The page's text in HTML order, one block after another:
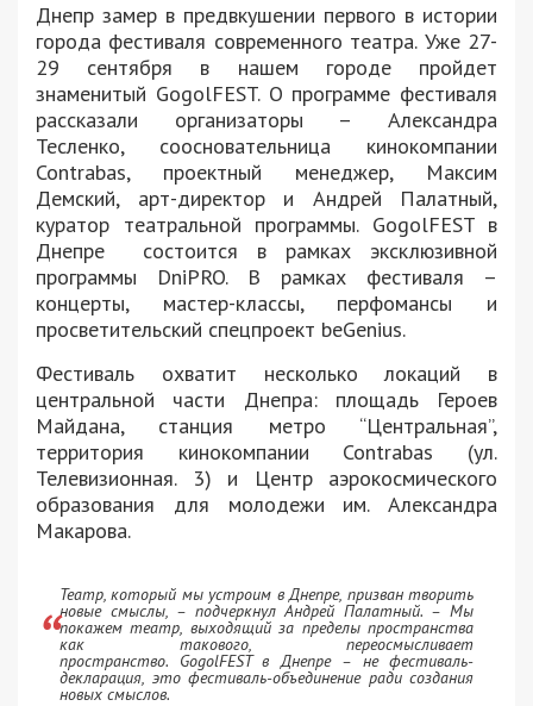
Днепр замер в предвкушении первого в истории
города фестиваля современного театра. Уже 27-
29 сентября в нашем городе пройдет
знаменитый GogolFEST. О программе фестиваля
рассказали организаторы – Александра
Тесленко, соосновательница кинокомпании
Contrabas, проектный менеджер, Максим
Демский, арт-директор и Андрей Палатный,
куратор театральной программы. GogolFEST в
Днепре состоится в рамках эксклюзивной
программы DniPRO. В рамках фестиваля –
концерты, мастер-классы, перфомансы и
просветительский спецпроект beGenius.
Фестиваль охватит несколько локаций в
центральной части Днепра: площадь Героев
Майдана, станция метро “Центральная”,
территория кинокомпании Contrabas (ул.
Телевизионная. 3) и Центр аэрокосмического
образования для молодежи им. Александра
Макарова.
Театр, который мы устроим в Днепре, призван творить
новые смыслы, – подчеркнул Андрей Палатный. – Мы
покажем театр, выходящий за пределы пространства
как такового, переосмысливает
пространство. GogolFEST в Днепре – не фестиваль-
декларация, это фестиваль-объединение ради создания
новых смыслов.